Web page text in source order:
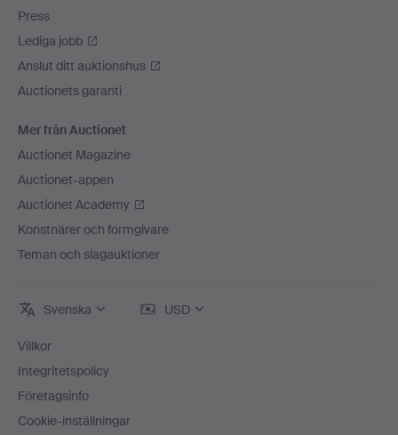
Press
Lediga jobb
Anslut ditt auktionshus
Auctionets garanti
Mer från Auctionet
Auctionet Magazine
Auctionet-appen
Auctionet Academy
Konstnärer och formgivare
Teman och slagauktioner
Svenska USD
Villkor
Integritetspolicy
Företagsinfo
Cookie-inställningar